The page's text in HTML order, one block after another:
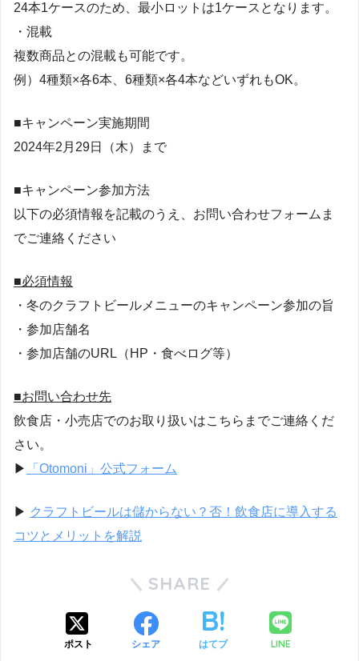
24本1ケースのため、最小ロットは1ケースとなります。
・混載
複数商品との混載も可能です。
例）4種類×各6本、6種類×各4本などいずれもOK。
■キャンペーン実施期間
2024年2月29日（木）まで
■キャンペーン参加方法
以下の必須情報を記載のうえ、お問い合わせフォームま
でご連絡ください
■必須情報
・冬のクラフトビールメニューのキャンペーン参加の旨
・参加店舗名
・参加店舗のURL（HP・食べログ等）
■お問い合わせ先
飲食店・小売店でのお取り扱いはこちらまでご連絡くだ
さい。
▶︎
「Otomoni」公式フォーム
▶︎ クラフトビールは儲からない？否！飲食店に導入する
コツとメリットを解説
SHARE
ポスト シェア はてブ LINE